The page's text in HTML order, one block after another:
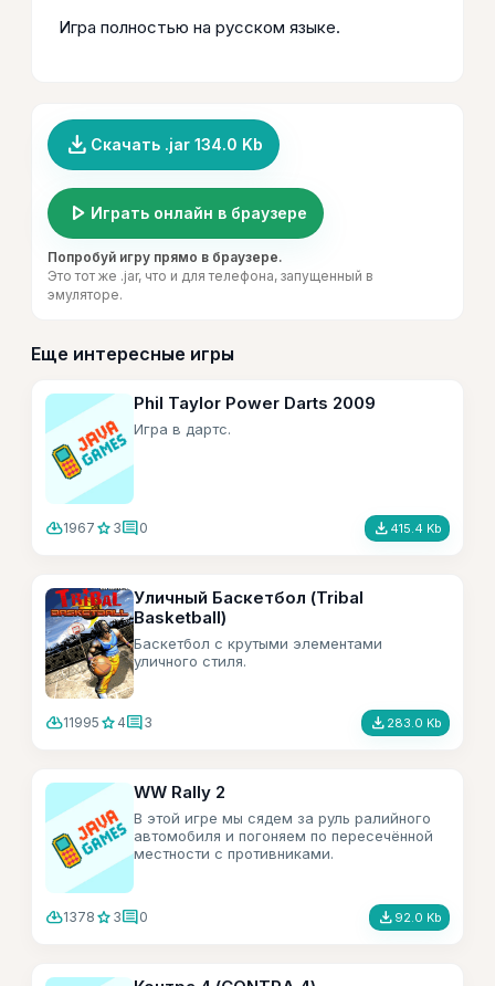
Игра полностью на русском языке.
file_download Скачать .jar 134.0 Kb
play_arrow Играть онлайн в браузере
Попробуй игру прямо в браузере.
Это тот же .jar, что и для телефона, запущенный в
эмуляторе.
Еще интересные игры
Phil Taylor Power Darts 2009
Игра в дартс.
cloud_download1967 star 3comment0 file_download 415.4 Kb
Уличный Баскетбол (Tribal
Basketball)
Баскетбол с крутыми элементами
уличного стиля.
cloud_download11995 star 4comment3 file_download 283.0 Kb
WW Rally 2
В этой игре мы сядем за руль ралийного
автомобиля и погоняем по пересечённой
местности с противниками.
cloud_download1378 star 3comment0 file_download 92.0 Kb